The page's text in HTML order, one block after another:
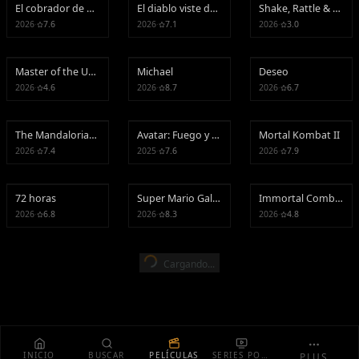
INICIO BUSCAR PELÍCULAS
El cobrador de deudas
2026· 7.6
El diablo viste de Prada 2
2026· 7.1
Shake, Rattle & Roll 17: El origen del mal
2026· 3.0
Master of the Universe
Master of the Universe
2026· 4.6
Michael
Michael
2026· 8.7
Deseo
Deseo
2026· 6.7
The Mandalorian and Grogu
The Mandalorian and Grogu
2026· 7.4
Avatar: Fuego y ceniza
Avatar: Fuego y ceniza
2025· 7.6
Mortal Kombat II
Mortal Kombat II
2026· 7.9
72 horas
72 horas
2026· 6.8
Super Mario Galaxy la película
Super Mario Galaxy la película
2026· 8.3
Immortal Combat
Immortal Combat
2026· 4.8
Cargando...